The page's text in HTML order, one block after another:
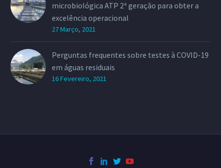
microbiológica ATP 2ª geração para obter a
excelência operacional
27 Março, 2021
Perguntas frequentes sobre testes à COVID-19
em águas residuais
16 Fevereiro, 2021